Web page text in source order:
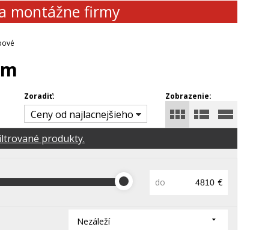
montážne firmy
Zobrazenie:
Zoradiť:
Ceny od najlacnejšieho
produkty.
do €
Nezáleží